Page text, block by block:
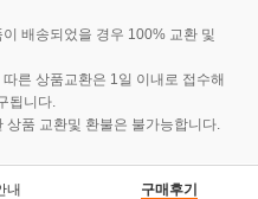
배송되었을 경우 100% 교환 및
른 상품교환은 1일 이내로 접수해
됩니다.
상품 교환및 환불은 불가능합니다.
내 구매후기